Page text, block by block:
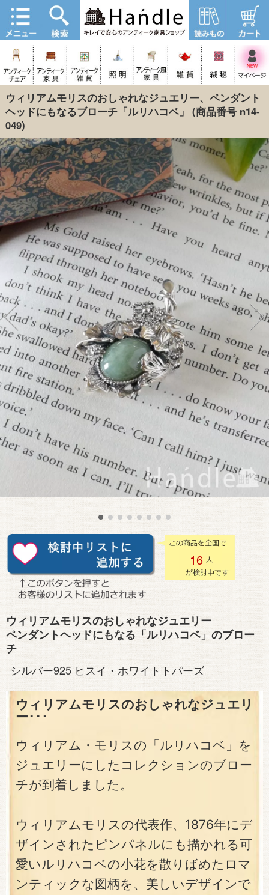
ウィリアムモリスのおしゃれなジュエリー、ペンダント
ヘッドにもなるブローチ「ルリハコベ」 (商品番号 n14-
049)
16
ウィリアムモリスのおしゃれなジュエリー
ペンダントヘッドにもなる「ルリハコベ」のブロー
チ
シルバー925 ヒスイ・ホワイトトパーズ
ウィリアムモリスのおしゃれなジュエリ
ー･･･
ウィリアム・モリスの「ルリハコベ」を
ジュエリーにしたコレクションのブロー
チが到着しました。
ウィリアムモリスの代表作、1876年にデ
ザインされたピンパネルにも描かれる可
愛いルリハコベの小花を散りばめたロマ
ンティックな図柄を、美しいデザインで